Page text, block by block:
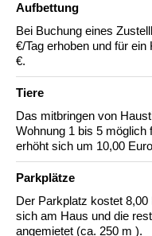
Aufbettung
Bei Buchung eines
€/Tag erhoben und für
€.
Tiere
Das mitbringen von
Wohnung 1 bis 5 möglich
erhöht sich um 10,00
Parkplätze
Der Parkplatz kostet
sich am Haus und die
angemietet (ca. 250 m ).